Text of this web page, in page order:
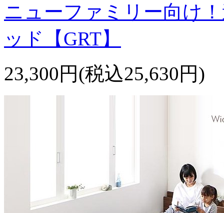
ニューファミリー向け
ッド【GRT】
23,300円(税込25,630円)